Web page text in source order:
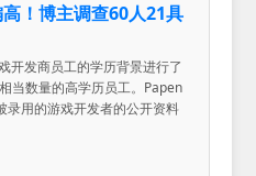
！博主调查60人21具
开发商员工的学历背景进行了
当数量的高学历员工。Papen
用的游戏开发者的公开资料